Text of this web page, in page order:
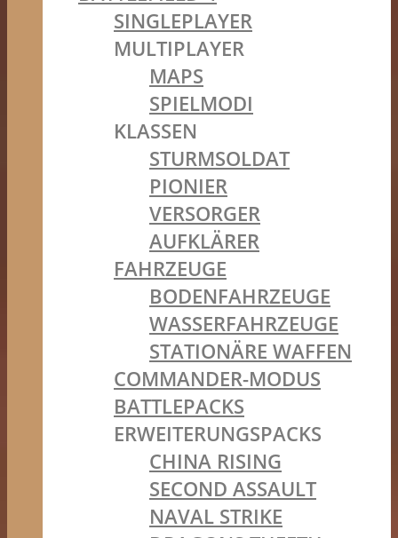
SINGLEPLAYER
MULTIPLAYER
MAPS
SPIELMODI
KLASSEN
STURMSOLDAT
PIONIER
VERSORGER
AUFKLÄRER
FAHRZEUGE
BODENFAHRZEUGE
WASSERFAHRZEUGE
STATIONÄRE WAFFEN
COMMANDER-MODUS
BATTLEPACKS
ERWEITERUNGSPACKS
CHINA RISING
SECOND ASSAULT
NAVAL STRIKE